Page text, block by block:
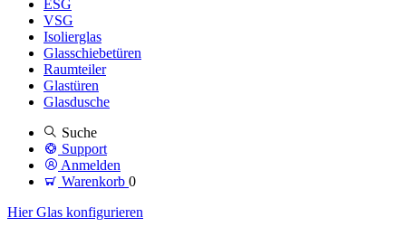
ESG
VSG
Isolierglas
Glasschiebetüren
Raumteiler
Glastüren
Glasdusche
Suche
Support
Anmelden
Warenkorb 0
Hier Glas konfigurieren